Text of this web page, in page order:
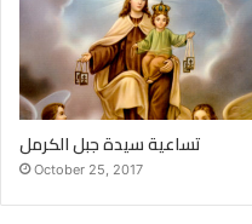
تساعية سيدة جبل الكرمل
October 25, 2017